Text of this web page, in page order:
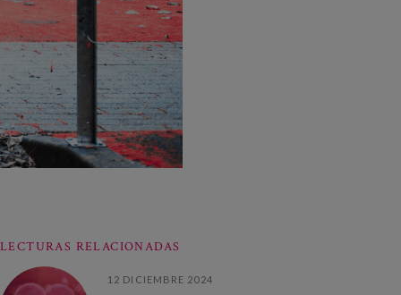
LECTURAS RELACIONADAS
12 DICIEMBRE 2024